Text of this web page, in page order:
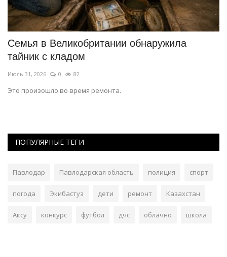
Семья в Великобритании обнаружила
тайник с кладом
Июль 31, 2026 0 82
Это произошло во время ремонта.
ПОПУЛЯРНЫЕ ТЕГИ
Павлодар Павлодарская область полиция спорт
погода Экибастуз дети ремонт Казахстан
Аксу конкурс футбол дчс облачно школа